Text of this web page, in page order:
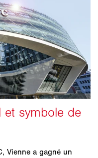
Vienne a gagné un